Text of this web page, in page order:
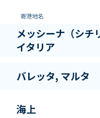
寄港地名
メッシーナ（シチ
イタリア
バレッタ, マルタ
海上